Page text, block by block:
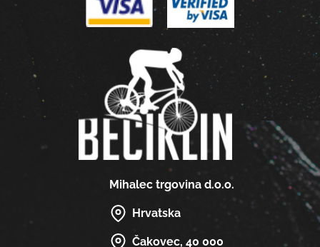
Mihalec trgovina d.o.o.
Hrvatska
Čakovec, 40 000